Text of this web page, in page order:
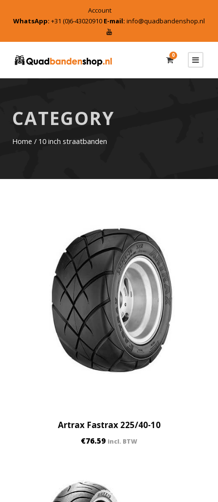
Account
WhatsApp: +31 (0)6-43020910 E-mail: info@quadbandenshop.nl
0
CATEGORY
Home / 10 inch straatbanden
Artrax Fastrax 225/40-10
€76.59 incl. BTW